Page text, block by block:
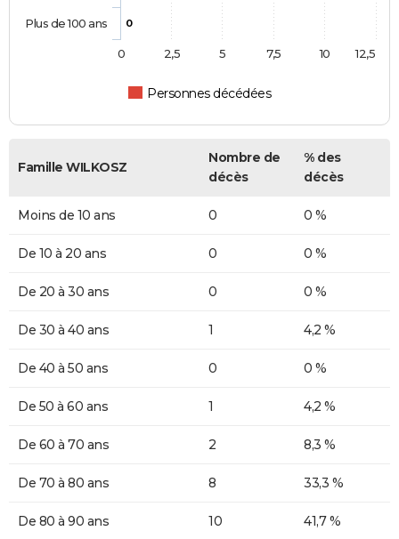
0
Personnes décédées
Plus de 100 ans
0 10
2,5 5 7,5 12,5
Famille WILKOSZ
Nombre de
décès
% des
décès
Moins de 10 ans 0 0 %
De 10 à 20 ans 0 0 %
De 20 à 30 ans 0 0 %
De 30 à 40 ans 1 4,2 %
De 40 à 50 ans 0 0 %
De 50 à 60 ans 1 4,2 %
De 60 à 70 ans 2 8,3 %
De 70 à 80 ans 8 33,3 %
De 80 à 90 ans 10 41,7 %